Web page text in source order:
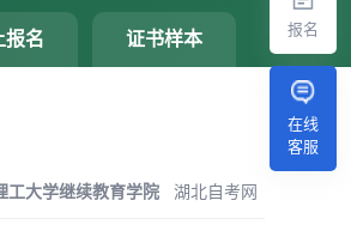
报名 证书样本 报名
在线
客服
工大学继续教育学院 湖北自考网